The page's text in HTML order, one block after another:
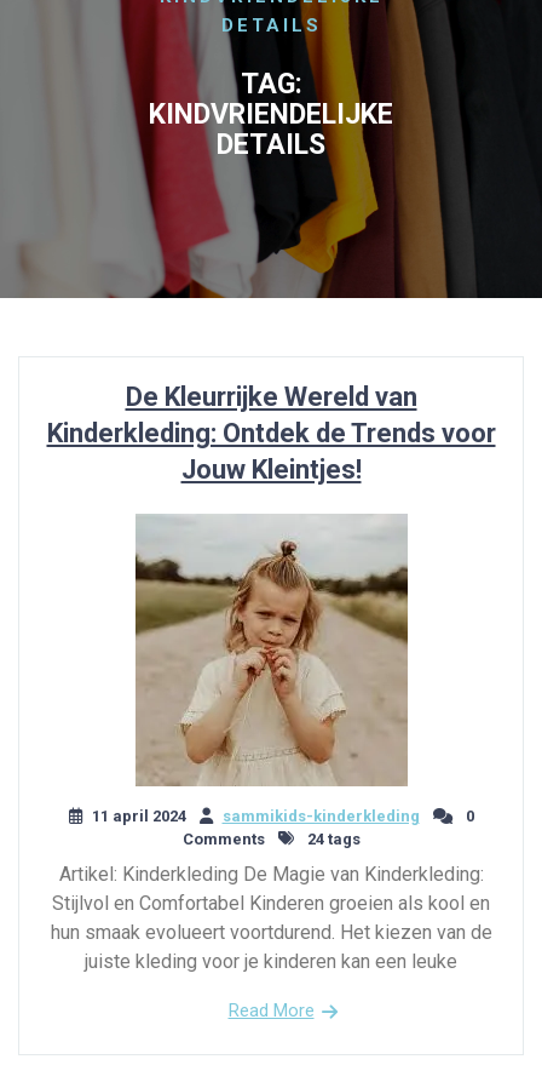
DETAILS
TAG:
KINDVRIENDELIJKE
DETAILS
De Kleurrijke Wereld van
Kinderkleding: Ontdek de Trends voor
Jouw Kleintjes!
11 april 2024 sammikids-kinderkleding
0
Comments
24 tags
Artikel: Kinderkleding De Magie van Kinderkleding:
Stijlvol en Comfortabel Kinderen groeien als kool en
hun smaak evolueert voortdurend. Het kiezen van de
juiste kleding voor je kinderen kan een leuke
Read More